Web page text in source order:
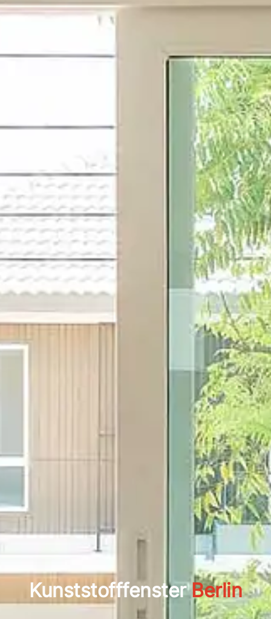
KunststofffensterBerlin